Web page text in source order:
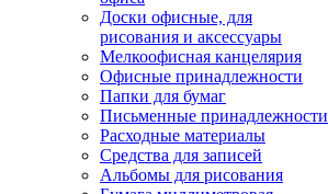
Доски офисные, для
рисования и аксессуары
Мелкоофисная канцелярия
Офисные принадлежности
Папки для бумаг
Письменные принадлежности
Расходные материалы
Средства для записей
Альбомы для рисования